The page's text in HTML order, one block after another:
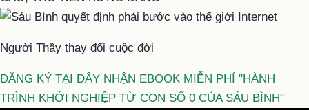
Tích
Người Thầy thay đổi cuộc đời
ĐĂNG KÝ TẠI ĐÂY NHẬN EBOOK MIỄN PHÍ "HÀNH
TRÌNH KHỞI NGHIỆP TỪ CON SỐ 0 CỦA SÁU BÌNH"